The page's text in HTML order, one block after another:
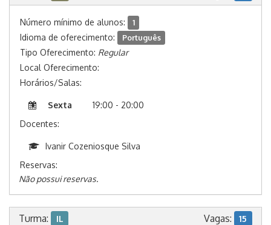
Número mínimo de alunos: 1
Idioma de oferecimento: Português
Tipo Oferecimento: Regular
Local Oferecimento:
Horários/Salas:
Sexta
19:00 - 20:00
Docentes:
Ivanir Cozeniosque Silva
Reservas:
Não possui reservas.
Turma: IL Vagas: 15